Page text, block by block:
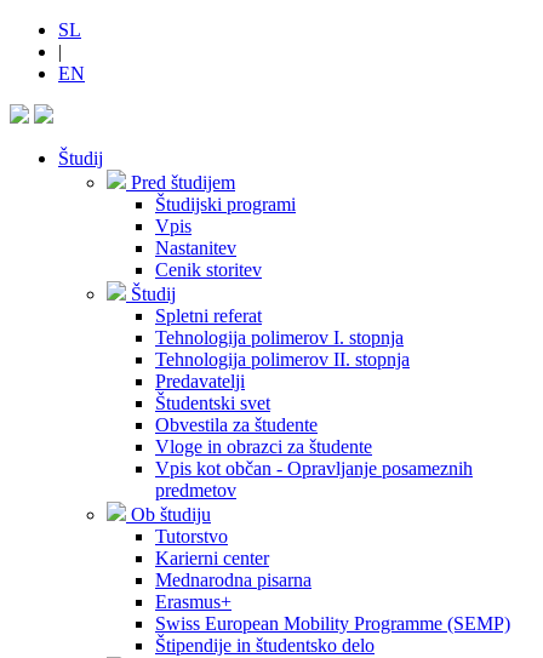
SL
|
EN
Študij
Pred študijem
Študijski programi
Vpis
Nastanitev
Cenik storitev
Študij
Spletni referat
Tehnologija polimerov I. stopnja
Tehnologija polimerov II. stopnja
Predavatelji
Študentski svet
Obvestila za študente
Vloge in obrazci za študente
Vpis kot občan - Opravljanje posameznih
predmetov
Ob študiju
Tutorstvo
Karierni center
Mednarodna pisarna
Erasmus+
Swiss European Mobility Programme (SEMP)
Štipendije in študentsko delo